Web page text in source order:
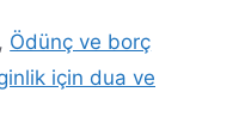
, Ödünç ve borç
için dua ve